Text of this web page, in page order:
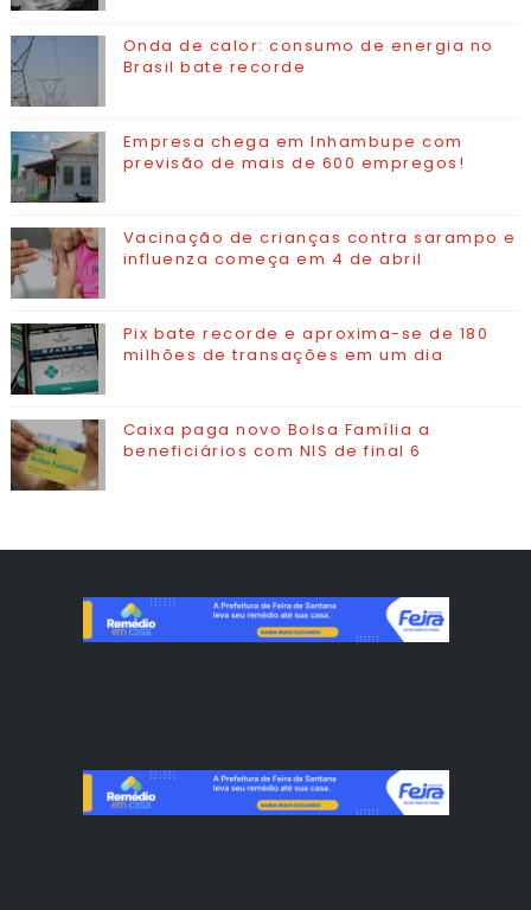
Onda de calor: consumo de energia no
Brasil bate recorde
Empresa chega em Inhambupe com
previsão de mais de 600 empregos!
Vacinação de crianças contra sarampo e
influenza começa em 4 de abril
Pix bate recorde e aproxima-se de 180
milhões de transações em um dia
Caixa paga novo Bolsa Família a
beneficiários com NIS de final 6